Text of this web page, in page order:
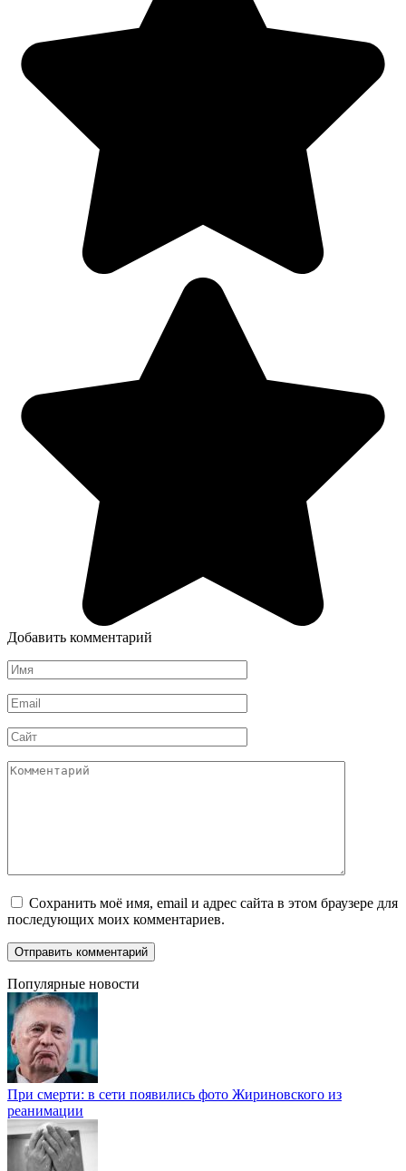
Добавить комментарий
Имя
*
Email
*
Сайт
Комментарий
Сохранить моё имя, email и адрес сайта в этом браузере для
последующих моих комментариев.
Популярные новости
При смерти: в сети появились фото Жириновского из
реанимации